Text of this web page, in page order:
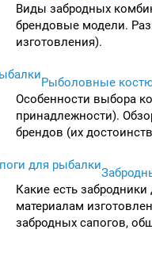
Виды забродных
брендовые модели.
изготовления).
Рыболовные
Особенности выбора
принадлежности).
брендов (их
Какие есть
материалам
забродных сапогов,